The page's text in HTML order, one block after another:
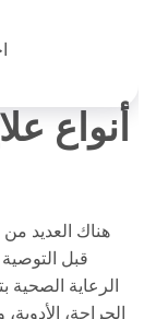
أنواع
هناك العديد من
قبل
الرعاية الصحية
الجراحة،